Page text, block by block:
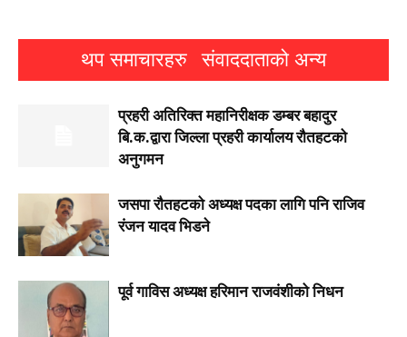
थप समाचारहरु संवाददाताको अन्य
प्रहरी अतिरिक्त महानिरीक्षक डम्बर बहादुर
बि.क.द्वारा जिल्ला प्रहरी कार्यालय रौतहटको
अनुगमन
जसपा राैतहटको अध्यक्ष पदका लागि पनि राजिव
रंजन यादव भिडने
पूर्व गाविस अध्यक्ष हरिमान राजवंशीको निधन